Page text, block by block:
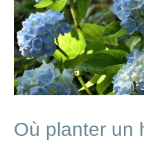
Où planter un